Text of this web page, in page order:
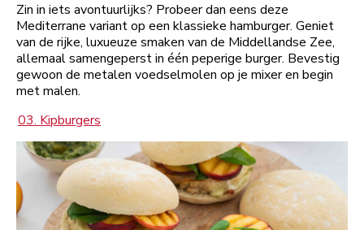
Zin in iets avontuurlijks? Probeer dan eens deze
Mediterrane variant op een klassieke hamburger. Geniet
van de rijke, luxueuze smaken van de Middellandse Zee,
allemaal samengeperst in één peperige burger. Bevestig
gewoon de metalen voedselmolen op je mixer en begin
met malen.
03. Kipburgers